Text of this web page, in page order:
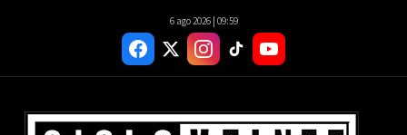
6 ago 2026 | 09:59